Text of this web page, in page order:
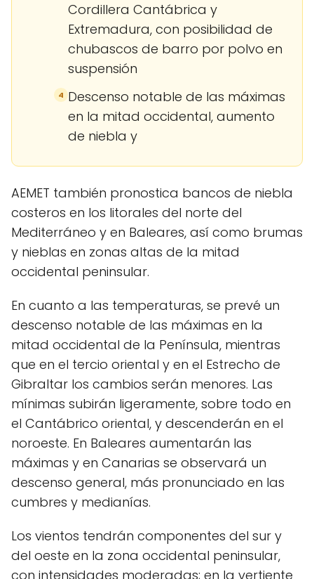
Cordillera Cantábrica y
Extremadura, con posibilidad de
chubascos de barro por polvo en
suspensión
4 Descenso notable de las máximas
en la mitad occidental, aumento
de niebla y
AEMET también pronostica bancos de niebla
costeros en los litorales del norte del
Mediterráneo y en Baleares, así como brumas
y nieblas en zonas altas de la mitad
occidental peninsular.
En cuanto a las temperaturas, se prevé un
descenso notable de las máximas en la
mitad occidental de la Península, mientras
que en el tercio oriental y en el Estrecho de
Gibraltar los cambios serán menores. Las
mínimas subirán ligeramente, sobre todo en
el Cantábrico oriental, y descenderán en el
noroeste. En Baleares aumentarán las
máximas y en Canarias se observará un
descenso general, más pronunciado en las
cumbres y medianías.
Los vientos tendrán componentes del sur y
del oeste en la zona occidental peninsular,
con intensidades moderadas; en la vertiente